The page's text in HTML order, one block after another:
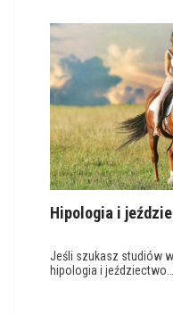
Hipologia i
Jeśli szukasz studiów
hipologia i jeździectwo…